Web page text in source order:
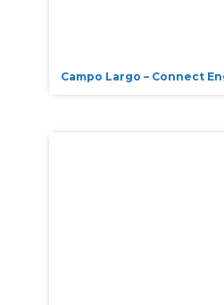
Campo Largo – Connect